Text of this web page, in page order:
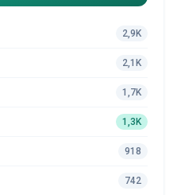
2,9K
2,1K
1,7K
1,3K
918
742